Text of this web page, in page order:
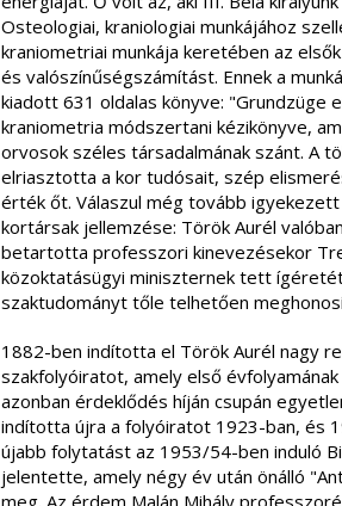
Osteologiai, kraniologiai munkájához
kraniometriai munkája keretében az
és valószínűségszámítást. Ennek a
kiadott 631 oldalas könyve: "Grundzüge
kraniometria módszertani kézikönyve,
orvosok széles társadalmának szánt. A
elriasztotta a kor tudósait, szép
érték őt. Válaszul még tovább
kortársak jellemzése: Török Aurél
betartotta professzori kinevezésekor
közoktatásügyi miniszternek tett
szaktudományt tőle telhetően
1882-ben indította el Török Aurél nagy
szakfolyóiratot, amely első
azonban érdeklődés híján csupán
indította újra a folyóiratot 1923-ban, és
újabb folytatást az 1953/54-ben induló
jelentette, amely négy év után önálló
meg. Az érdem Malán Mihály